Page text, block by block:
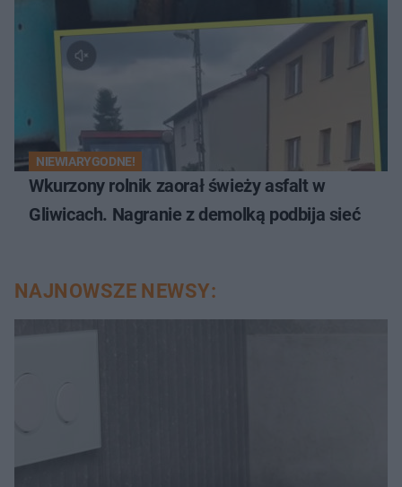
NIEWIARYGODNE!
Wkurzony rolnik zaorał świeży asfalt w
Gliwicach. Nagranie z demolką podbija sieć
NAJNOWSZE NEWSY: